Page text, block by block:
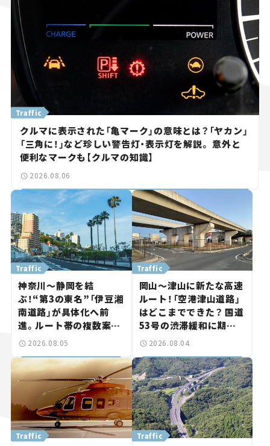
クルマに表示された「亀マーク」の意味とは？「ヤカン」
「三角に！」など珍しい警告灯・表示灯を解説。 意外と
便利なマークも【クルマの知識】
Traffic
2026.08.06
神奈川～静岡を結
ぶ！“第3の東名”「伊豆湘
南道路」が具体化へ前
進。ルート帯の複数案検
討へ。熱海まで信号ゼロ
道路計画】
Traffic
2026.08.05
岡山～津山に新たな高速
ルート！「空港津山道路」
はどこまでできた？ 国道
53号の渋滞緩和に期待。
岡山市側でも動きが【い
Traffic
2026.08.04
Traffic Traffic